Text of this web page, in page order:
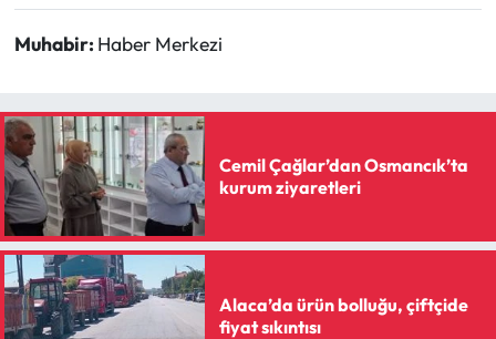
Muhabir: Haber Merkezi
Cemil Çağlar’dan Osmancık’ta
kurum ziyaretleri
Alaca’da ürün bolluğu, çiftçide
fiyat sıkıntısı